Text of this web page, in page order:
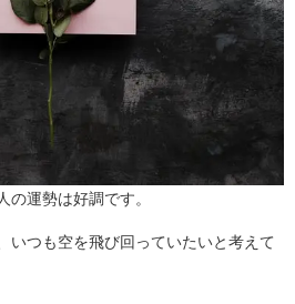
の運勢は好調です。
いつも空を飛び回っていたいと考えて